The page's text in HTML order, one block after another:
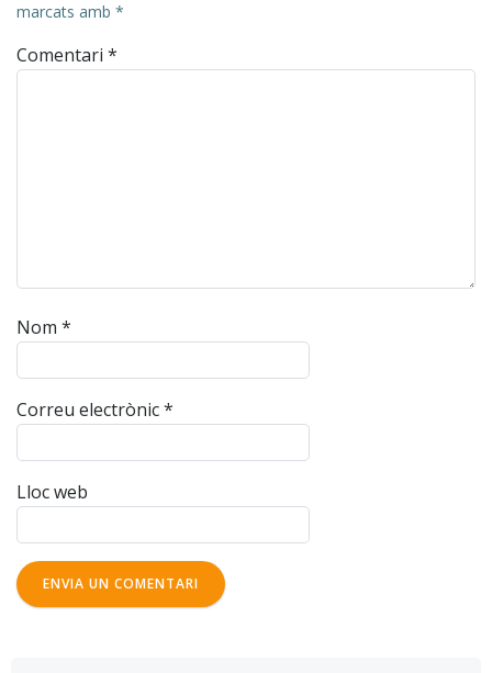
marcats amb *
Comentari *
Nom *
Correu electrònic*
Lloc web